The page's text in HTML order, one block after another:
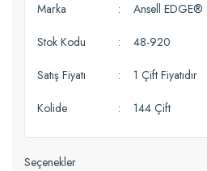
Marka Ansell EDGE®
Stok Kodu 48-920
Satış Fiyatı 1 Çift Fiyatıdır
Kolide 144 Çift
Seçenekler